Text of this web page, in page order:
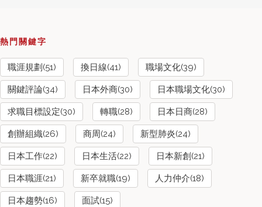
熱門關鍵字
職涯規劃(51) 換日線(41) 職場文化(39)
關鍵評論(34) 日本外商(30) 日本職場文化(30)
求職目標設定(30) 轉職(28) 日本日商(28)
創辦組織(26) 商周(24) 新型肺炎(24)
日本工作(22) 日本生活(22) 日本新創(21)
日本職涯(21) 新卒就職(19) 人力仲介(18)
日本趨勢(16) 面試(15)